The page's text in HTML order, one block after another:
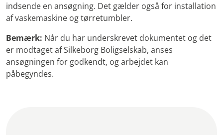
indsende en ansøgning. Det gælder også for installation
af vaskemaskine og tørretumbler.
Bemærk: Når du har underskrevet dokumentet og det
er modtaget af Silkeborg Boligselskab, anses
ansøgningen for godkendt, og arbejdet kan
påbegyndes.